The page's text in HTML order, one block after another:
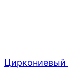
Циркониевый